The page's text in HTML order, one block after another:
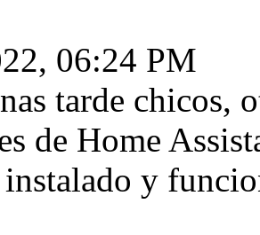
06:24 PM
tarde chicos,
de Home
y